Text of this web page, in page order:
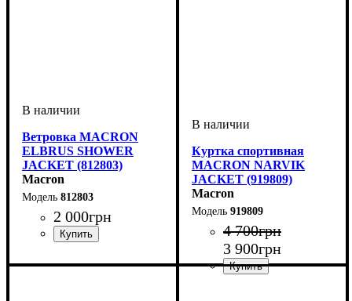
Ветровка MACRON
ELBRUS SHOWER
JACKET (812803)
Macron
812803
2 000грн
Куртка спортивная
MACRON NARVIK
JACKET (919809)
Macron
919809
4 700грн
3 900грн